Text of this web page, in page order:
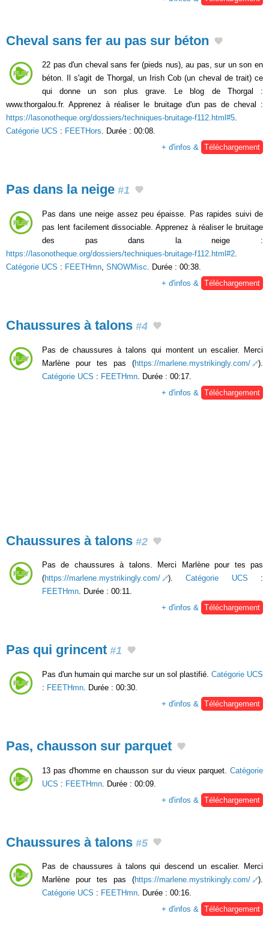
Cheval sans fer au pas sur béton
22 pas d'un cheval sans fer (pieds nus), au pas, sur un son en
béton. Il s'agit de Thorgal, un Irish Cob (un cheval de trait) ce
qui donne un son plus grave. Le blog de Thorgal :
www.thorgalou.fr. Apprenez à réaliser le bruitage d'un pas de cheval :
https://lasonotheque.org/dossiers/techniques-bruitage-f112.html#5.
Catégorie UCS : FEETHors. Durée : 00:08.
+ d'infos & Téléchargement
Pas dans la neige #1
Pas dans une neige assez peu épaisse. Pas rapides suivi de
pas lent facilement dissociable. Apprenez à réaliser le bruitage
des pas dans la neige :
https://lasonotheque.org/dossiers/techniques-bruitage-f112.html#2.
Catégorie UCS : FEETHmn, SNOWMisc. Durée : 00:38.
+ d'infos & Téléchargement
Chaussures à talons #4
Pas de chaussures à talons qui montent un escalier. Merci
Marlène pour tes pas (https://marlene.mystrikingly.com/
).
Catégorie UCS : FEETHmn . Durée : 00:17.
+ d'infos &
Téléchargement
Chaussures à talons #2
Pas de chaussures à talons. Merci Marlène pour tes pas
(https://marlene.mystrikingly.com/ ).Catégorie UCS :
FEETHmn. Durée : 00:11.
+ d'infos & Téléchargement
Pas qui grincent #1
Pas d'un humain qui marche sur un sol plastifié. Catégorie UCS
: FEETHmn. Durée : 00:30.
+ d'infos & Téléchargement
Pas, chausson sur parquet
13 pas d'homme en chausson sur du vieux parquet. Catégorie
UCS : FEETHmn . Durée : 00:09.
+ d'infos &
Téléchargement
Chaussures à talons #5
Pas de chaussures à talons qui descend un escalier. Merci
Marlène pour tes pas (https://marlene.mystrikingly.com/
).
Catégorie UCS : FEETHmn. Durée : 00:16.
+ d'infos & Téléchargement